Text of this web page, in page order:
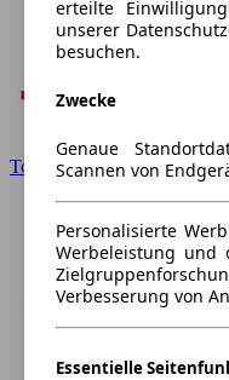
Toyota
erteilte
unserer
besuchen.
Zwecke
Genaue
Scannen von
Personalisierte
Werbeleistung und
Verbesserung von
Essentielle